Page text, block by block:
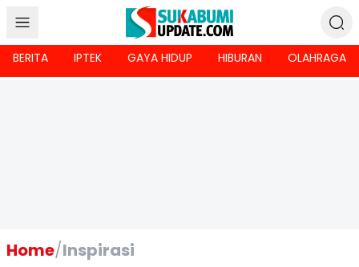
BERITA IPTEK GAYA HIDUP HIBURAN OLAHRAGA
Home/Inspirasi